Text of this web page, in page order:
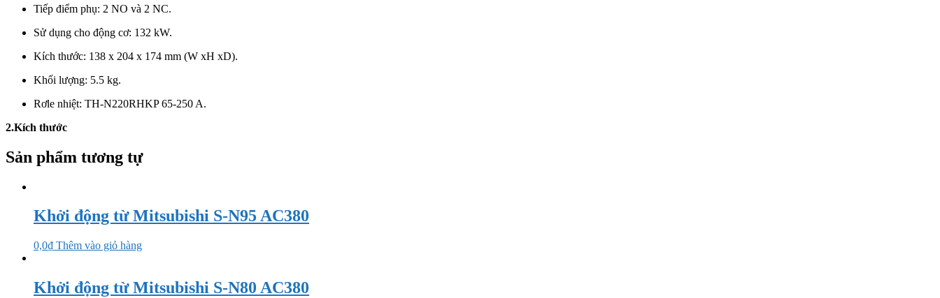
Tiếp điểm phụ: 2 NO và 2 NC.
Sử dụng cho động cơ: 132 kW.
Kích thước: 138 x 204 x 174 mm (W xH xD).
Khối lượng: 5.5 kg.
Rơle nhiệt: TH-N220RHKP 65-250 A.
2.Kích thước
Sản phẩm tương tự
Khởi động từ Mitsubishi S-N95 AC380
0,0₫ Thêm vào giỏ hàng
Khởi động từ Mitsubishi S-N80 AC380